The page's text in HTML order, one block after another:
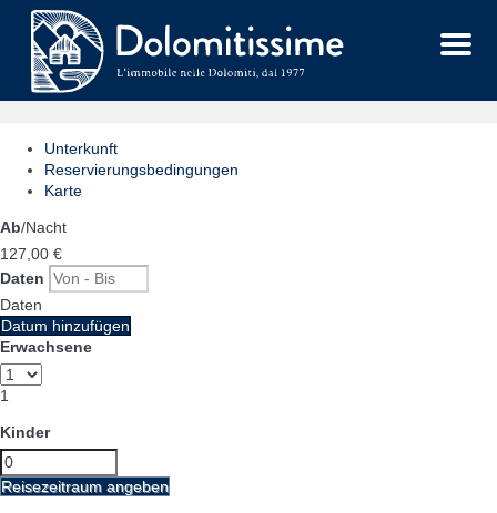
Menu
Unterkunft
Reservierungsbedingungen
Karte
Ab/Nacht
127, 00 €
Daten
Daten
Datum hinzufügen
Erwachsene
1
Kinder
Reisezeitraum angeben